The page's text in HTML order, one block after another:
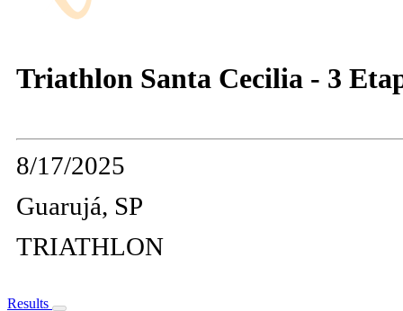
Triathlon Santa Cecilia - 3
8/17/2025
Guarujá, SP
TRIATHLON
Results